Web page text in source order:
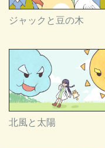
ジャックと豆の木
北風と太陽